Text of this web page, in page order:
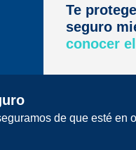
Te
seguro
conocer
de que esté en